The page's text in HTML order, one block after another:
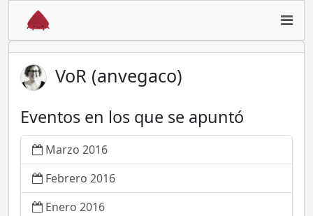
VoR (anvegaco)
Eventos en los que se apuntó
Marzo 2016
Febrero 2016
Enero 2016